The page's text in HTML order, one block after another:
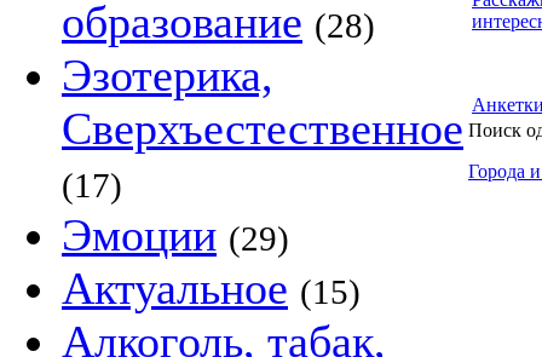
образование (28)
Эзотерика,
Сверхъестественное
(17)
Эмоции (29)
Актуальное (15)
Алкоголь, табак,
Поиск
Города